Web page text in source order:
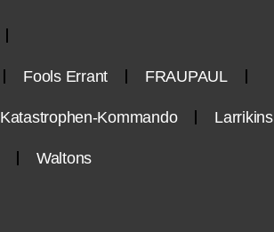
Fools Errant FRAUPAUL
Katastrophen-Kommando Larrikins
Waltons